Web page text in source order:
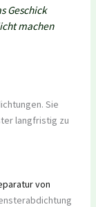
Geschick
machen
Sie
langfristig zu
von